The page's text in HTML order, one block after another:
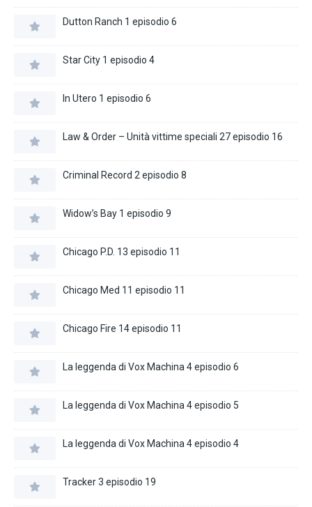
Dutton Ranch 1 episodio 6
Star City 1 episodio 4
In Utero 1 episodio 6
Law & Order – Unità vittime speciali 27 episodio 16
Criminal Record 2 episodio 8
Widow’s Bay 1 episodio 9
Chicago P.D. 13 episodio 11
Chicago Med 11 episodio 11
Chicago Fire 14 episodio 11
La leggenda di Vox Machina 4 episodio 6
La leggenda di Vox Machina 4 episodio 5
La leggenda di Vox Machina 4 episodio 4
Tracker 3 episodio 19